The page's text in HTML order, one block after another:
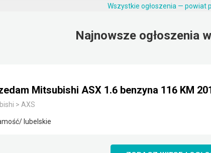
Wszystkie ogłoszenia — powiat
Najnowsze ogłoszenia
Mitsubishi ASX 1.6 benzyna 116 KM
> AXS
lubelskie